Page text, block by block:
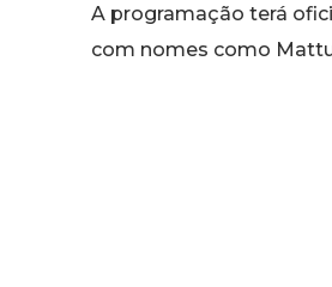
A programação terá
com nomes como